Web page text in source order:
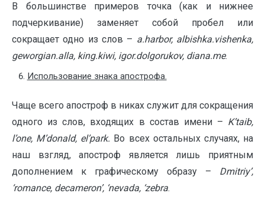
В большинстве примеров точка (как и нижнее
подчеркивание) заменяет собой пробел или
сокращает одно из слов – a.harbor, albishka.vishenka,
geworgian.alla, king.kiwi, igor.dolgorukov, diana.me.
Использование знака апострофа.
Чаще всего апостроф в никах служит для сокращения
одного из слов, входящих в состав имени – K’taib,
l’one, M’donald, el’park. Во всех остальных случаях, на
наш взгляд, апостроф является лишь приятным
дополнением к графическому образу – Dmitriy’,
romance, decameron’, ‘ nevada, ‘ zebra.